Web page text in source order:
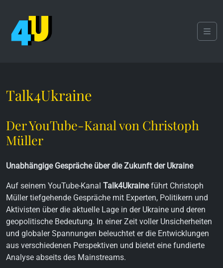
Talk4Ukraine
Der YouTube-Kanal von Christoph
Müller
Unabhängige Gespräche über die Zukunft der Ukraine
Auf seinem YouTube-Kanal Talk4Ukraineführt Christoph
Müller tiefgehende Gespräche mit Experten, Politikern und
Aktivisten über die aktuelle Lage in der Ukraine und deren
geopolitische Bedeutung. In einer Zeit voller Unsicherheiten
und globaler Spannungen beleuchtet er die Entwicklungen
aus verschiedenen Perspektiven und bietet eine fundierte
Analyse abseits des Mainstreams.